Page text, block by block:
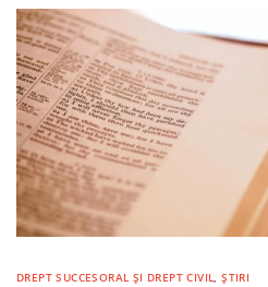
DREPT SUCCESORAL ȘI DREPT CIVIL,ȘTIRI